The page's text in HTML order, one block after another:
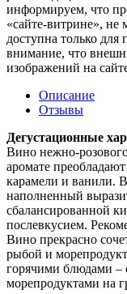
информируем, что
«сайте-витрине»,
доступна только для
внимание, что
изображений на
Описание
Отзывы
Дегустационные
Вино нежно-
аромате
карамели и ванили.
наполненный
сбалансированной
послевкусием.
Вино прекрасно
рыбой и
горячими блюдами
морепродуктами на